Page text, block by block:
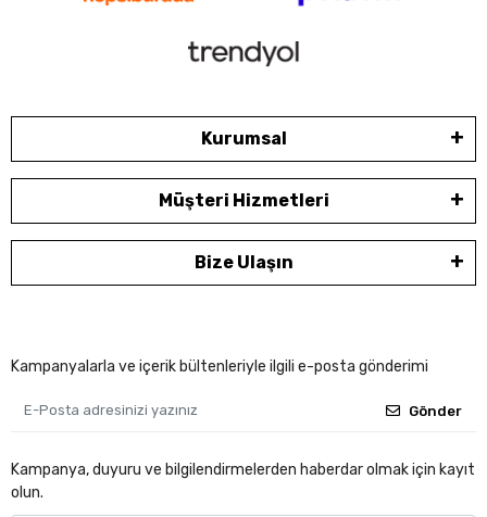
Kurumsal
Müşteri Hizmetleri
Bize Ulaşın
Kampanyalarla ve içerik bültenleriyle ilgili e-posta gönderimi
Gönder
Kampanya, duyuru ve bilgilendirmelerden haberdar olmak için kayıt
olun.